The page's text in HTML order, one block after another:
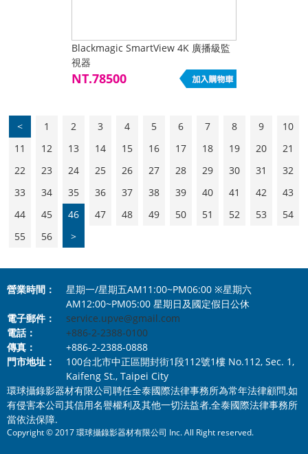
Blackmagic SmartView 4K 廣播級監
視器
NT.78500
< 1 2 3 4 5 6 7 8 9
10
11
12 13 14 15 16 17 18 19 20
21
22
23 24 25 26 27 28 29 30 31
32
33
34 35 36 37 38 39 40 41 42
43
44
45 46 47 48 49 50 51 52 53
54
55
56 >
營業時間：
星期一/星期五AM11:00~PM06:00 ※星期六
AM12:00~PM05:00 星期日及國定假日公休
電子郵件：
service.upve@gmail.com
電話：
+886-2-2388-0100
傳真：
+886-2-2388-0888
門市地址：
100台北市中正區開封街1段112號1樓 No.112, Sec. 1,
Kaifeng St., Taipei City
環球攝錄影器材有限公司聘任全泰國際法律事務所為常年法律顧問,如
有侵害本公司其信用名譽權利及其他一切法益者,全泰國際法律事務所
當依法保障.
Copyright © 2017 環球攝錄影器材有限公司 Inc. All Right reserved.